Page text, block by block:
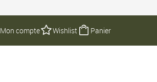
Mon compte Wishlist Panier